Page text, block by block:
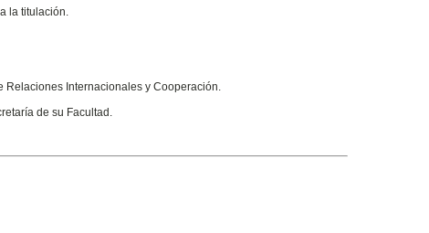
la titulación.
Relaciones Internacionales y Cooperación.
de su Facultad.